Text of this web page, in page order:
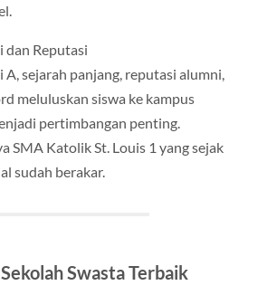
dan Reputasi
sejarah panjang, reputasi alumni,
meluluskan siswa ke kampus
pertimbangan penting.
SMA Katolik St. Louis 1 yang sejak
sudah berakar.
Swasta Terbaik